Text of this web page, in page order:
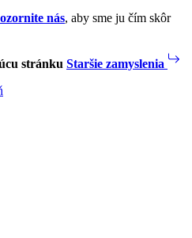
nás, aby sme ju čím skôr
stránku Staršie zamyslenia